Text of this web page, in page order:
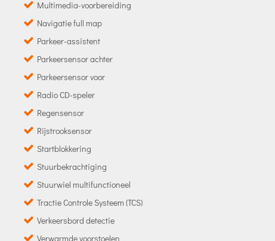
Multimedia-voorbereiding
Navigatie full map
Parkeer-assistent
Parkeersensor achter
Parkeersensor voor
Radio CD-speler
Regensensor
Rijstrooksensor
Startblokkering
Stuurbekrachtiging
Stuurwiel multifunctioneel
Tractie Controle Systeem (TCS)
Verkeersbord detectie
Verwarmde voorstoelen